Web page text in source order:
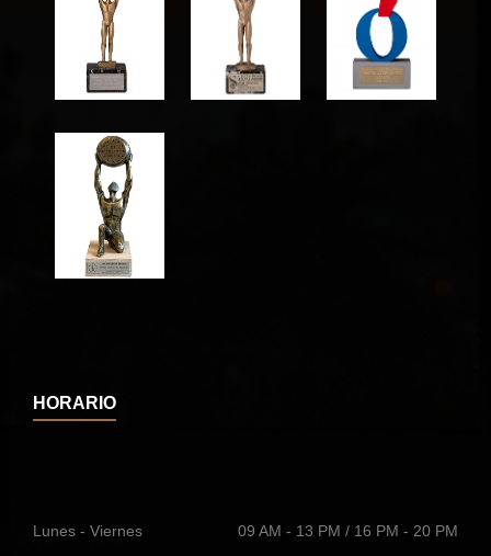
HORARIO
Lunes - Viernes 09 AM - 13 PM / 16 PM - 20 PM